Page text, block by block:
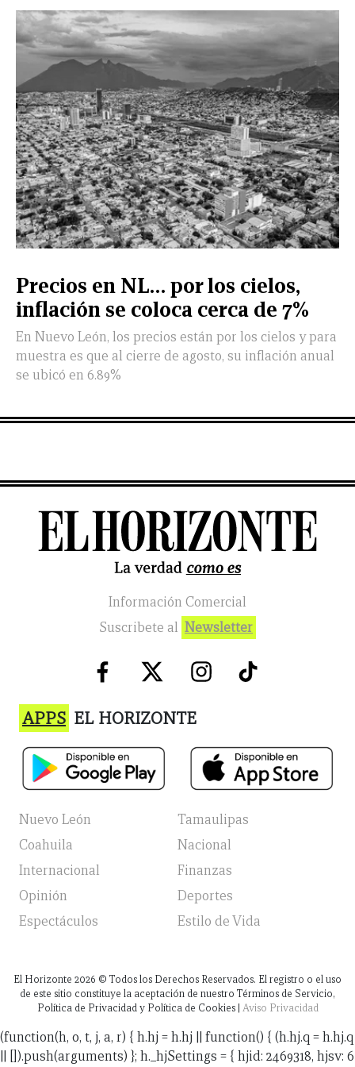
Precios en NL… por los cielos,
inflación se coloca cerca de 7%
En Nuevo León, los precios están por los cielos y para
muestra es que al cierre de agosto, su inflación anual
se ubicó en 6.89%
Información Comercial
Suscribete al Newsletter
APPS EL HORIZONTE
Nuevo León
Tamaulipas
Coahuila
Nacional
Internacional
Finanzas
Opinión
Deportes
Espectáculos
Estilo de Vida
El Horizonte 2026 © Todos los Derechos Reservados. El registro o el uso
de este sitio constituye la aceptación de nuestro Términos de Servicio,
Política de Privacidad y Política de Cookies | Aviso Privacidad
(function(h, o, t, j, a, r) { h.hj = h.hj || function() { (h.hj.q = h.hj.q
|| []).push(arguments) }; h._hjSettings = { hjid: 2469318, hjsv: 6